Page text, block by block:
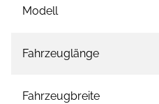
Modell
Fahrzeuglänge
Fahrzeugbreite